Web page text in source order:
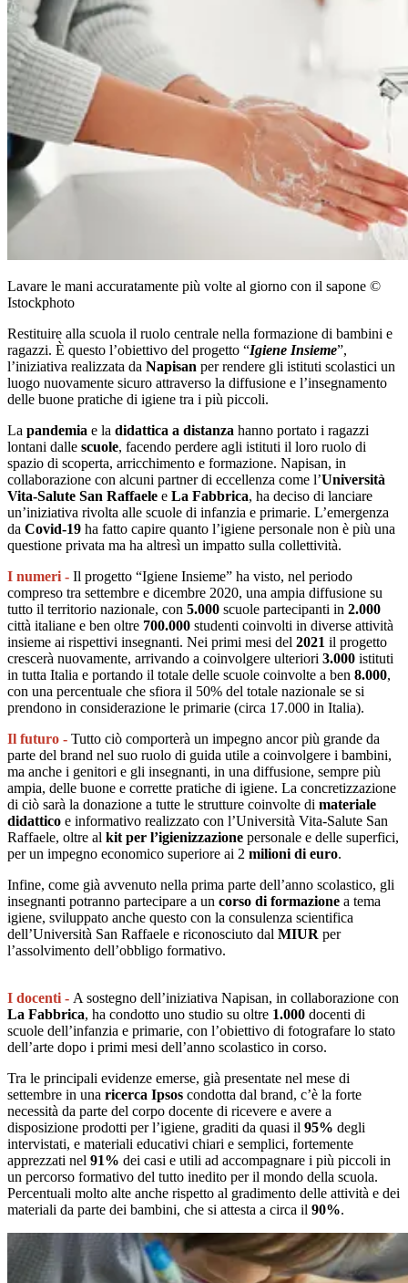
Lavare le mani accuratamente più volte al giorno con il sapone ©
Istockphoto
Restituire alla scuola il ruolo centrale nella formazione di bambini e
ragazzi. È questo l’obiettivo del progetto “Igiene Insieme”,
l’iniziativa realizzata da Napisan per rendere gli istituti scolastici un
luogo nuovamente sicuro attraverso la diffusione e l’insegnamento
delle buone pratiche di igiene tra i più piccoli.
La pandemia e la didattica a distanza hanno portato i ragazzi
lontani dalle scuole, facendo perdere agli istituti il loro ruolo di
spazio di scoperta, arricchimento e formazione. Napisan, in
collaborazione con alcuni partner di eccellenza come l’Università
Vita-Salute San Raffaele e La Fabbrica, ha deciso di lanciare
un’iniziativa rivolta alle scuole di infanzia e primarie. L’emergenza
da Covid-19 ha fatto capire quanto l’igiene personale non è più una
questione privata ma ha altresì un impatto sulla collettività.
I numeri - Il progetto “Igiene Insieme” ha visto, nel periodo
compreso tra settembre e dicembre 2020, una ampia diffusione su
tutto il territorio nazionale, con 5.000 scuole partecipanti in 2.000
città italiane e ben oltre 700.000 studenti coinvolti in diverse attività
insieme ai rispettivi insegnanti. Nei primi mesi del 2021 il progetto
crescerà nuovamente, arrivando a coinvolgere ulteriori 3.000 istituti
in tutta Italia e portando il totale delle scuole coinvolte a ben 8.000,
con una percentuale che sfiora il 50% del totale nazionale se si
prendono in considerazione le primarie (circa 17.000 in Italia).
Il futuro - Tutto ciò comporterà un impegno ancor più grande da
parte del brand nel suo ruolo di guida utile a coinvolgere i bambini,
ma anche i genitori e gli insegnanti, in una diffusione, sempre più
ampia, delle buone e corrette pratiche di igiene. La concretizzazione
di ciò sarà la donazione a tutte le strutture coinvolte di materiale
didattico e informativo realizzato con l’Università Vita-Salute San
Raffaele, oltre al kit per l’igienizzazione personale e delle superfici,
per un impegno economico superiore ai 2 milioni di euro.
Infine, come già avvenuto nella prima parte dell’anno scolastico, gli
insegnanti potranno partecipare a un corso di formazione a tema
igiene, sviluppato anche questo con la consulenza scientifica
dell’Università San Raffaele e riconosciuto dal MIUR per
l’assolvimento dell’obbligo formativo.
I docenti - A sostegno dell’iniziativa Napisan, in collaborazione con
La Fabbrica, ha condotto uno studio su oltre 1.000 docenti di
scuole dell’infanzia e primarie, con l’obiettivo di fotografare lo stato
dell’arte dopo i primi mesi dell’anno scolastico in corso.
Tra le principali evidenze emerse, già presentate nel mese di
settembre in una ricerca Ipsos condotta dal brand, c’è la forte
necessità da parte del corpo docente di ricevere e avere a
disposizione prodotti per l’igiene, graditi da quasi il 95% degli
intervistati, e materiali educativi chiari e semplici, fortemente
apprezzati nel 91% dei casi e utili ad accompagnare i più piccoli in
un percorso formativo del tutto inedito per il mondo della scuola.
Percentuali molto alte anche rispetto al gradimento delle attività e dei
materiali da parte dei bambini, che si attesta a circa il 90%.